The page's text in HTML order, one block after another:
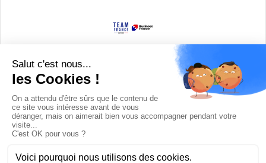
Devenir partenaire
© Copyright 2008 / 2026,DECODE MEDIA, The Innovation Media